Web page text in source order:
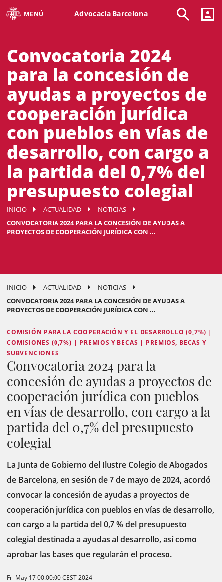
MENÚ Advocacia Barcelona
Convocatoria 2024
para la concesión de
ayudas a proyectos de
cooperación jurídica
con pueblos en vías de
desarrollo, con cargo a
la partida del 0,7% del
presupuesto colegial
INICIO ACTUALIDAD
NOTICIAS
CONVOCATORIA 2024 PARA LA CONCESIÓN DE AYUDAS A
PROYECTOS DE COOPERACIÓN JURÍDICA CON ...
INICIO ACTUALIDAD
NOTICIAS
CONVOCATORIA 2024 PARA LA CONCESIÓN DE AYUDAS A
PROYECTOS DE COOPERACIÓN JURÍDICA CON ...
COMISIÓN PARA LA COOPERACIÓN Y EL DESARROLLO (0,7%) |
COMISIONES (0,7%) | PREMIOS Y BECAS | PREMIOS, BECAS Y
SUBVENCIONES
Convocatoria 2024 para la
concesión de ayudas a proyectos de
cooperación jurídica con pueblos
en vías de desarrollo, con cargo a la
partida del 0,7% del presupuesto
colegial
La Junta de Gobierno del Ilustre Colegio de Abogados
de Barcelona, en sesión de 7 de mayo de 2024, acordó
convocar la concesión de ayudas a proyectos de
cooperación jurídica con pueblos en vías de desarrollo,
con cargo a la partida del 0,7 % del presupuesto
colegial destinada a ayudas al desarrollo, así como
aprobar las bases que regularán el proceso.
Fri May 17 00:00:00 CEST 2024